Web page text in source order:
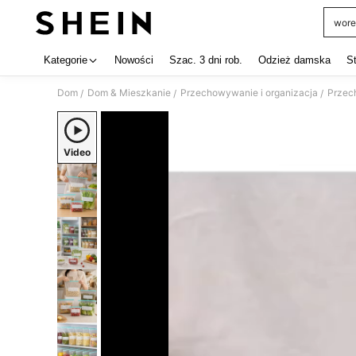
Kategorie Nowości Szac. 3 dni rob. Odzież damska
Dom / Dom & Mieszkanie / Przechowywanie i organizacja /
Video